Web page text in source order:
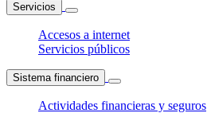
Servicios
Accesos a internet
Servicios públicos
Sistema financiero
Actividades financieras y seguros